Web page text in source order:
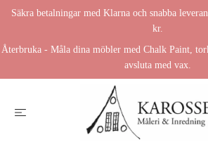
Säkra betalningar med Klarna och snabba
kr.
Återbruka - Måla dina möbler med Chalk Paint,
avsluta med vax.